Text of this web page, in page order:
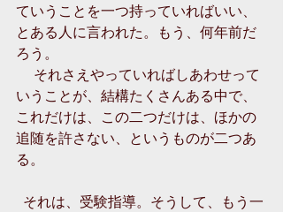
ていうことを一つ持っていればいい、
とある人に言われた。もう、何年前だ
ろう。
それさえやっていればしあわせって
いうことが、結構たくさんある中で、
これだけは、この二つだけは、ほかの
追随を許さない、というものが二つあ
る。